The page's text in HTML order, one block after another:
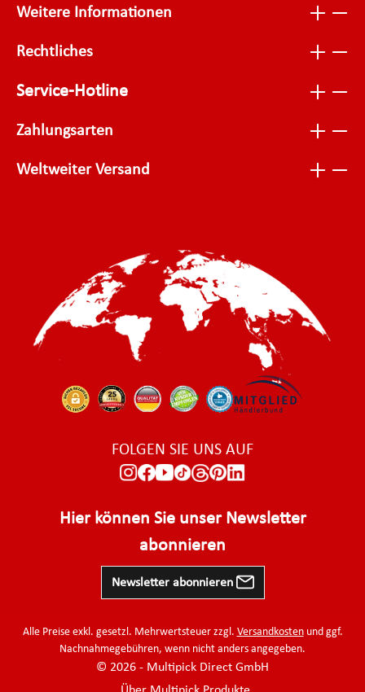
Weitere Informationen
Rechtliches
Service-Hotline
Zahlungsarten
Weltweiter Versand
FOLGEN SIE UNS AUF
Hier können Sie unser Newsletter
abonnieren
Newsletter abonnieren
Alle Preise exkl. gesetzl. Mehrwertsteuer zzgl. Versandkostenund ggf.
Nachnahmegebühren, wenn nicht anders angegeben.
© 2026 - Multipick Direct GmbH